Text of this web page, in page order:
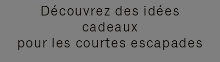
Découvrez des idées
cadeaux
pour les courtes escapades